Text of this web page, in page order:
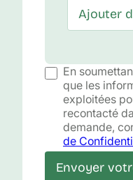
Ajouter
En
que les
exploitées
recontacté
demande,
de